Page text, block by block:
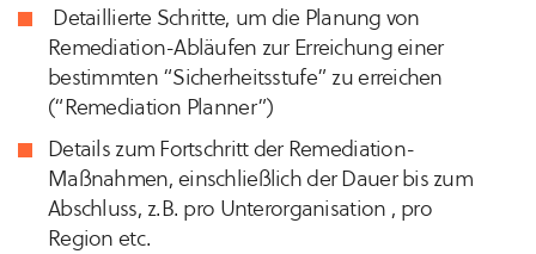
Detaillierte Schritte, um die Planung von
Remediation-Abläufen zur Erreichung einer
bestimmten “Sicherheitsstufe” zu erreichen
(“Remediation Planner”)
Details zum Fortschritt der Remediation-
Maßnahmen, einschließlich der Dauer bis zum
Abschluss, z.B. pro Unterorganisation , pro
Region etc.